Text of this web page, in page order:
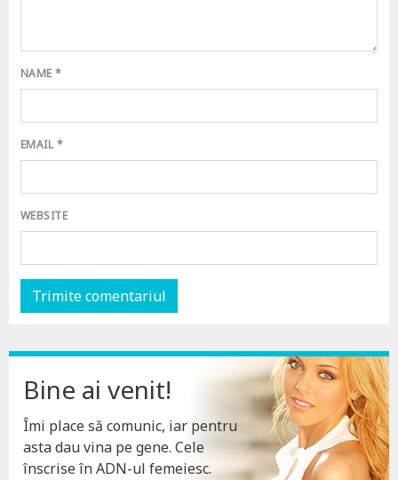
NAME*
EMAIL*
WEBSITE
Bine ai venit!
Îmi place să comunic, iar pentru
asta dau vina pe gene. Cele
înscrise în ADN-ul femeiesc.